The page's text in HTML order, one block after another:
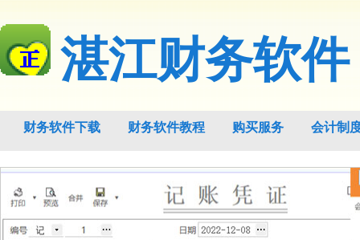
湛江财务软件
财务软件下载 财务软件教程 购买服务 会计制